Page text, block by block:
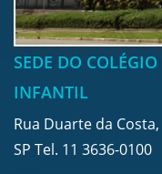
SEDE DO
INFANTIL
Rua Duarte da
SP Tel. 11 3636-0100